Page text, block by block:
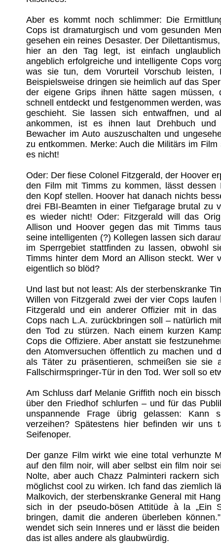
Aber es kommt noch schlimmer: Die
Cops ist dramaturgisch und vom gesunden
gesehen ein reines Desaster. Der
hier an den Tag legt, ist einfach
angeblich erfolgreiche und intelligente Cops
was sie tun, dem Vorurteil Vorschub leisten,
Beispielsweise dringen sie heimlich auf das
der eigene Grips ihnen hätte sagen müssen,
schnell entdeckt und festgenommen werden,
geschieht. Sie lassen sich entwaffnen, und
ankommen, ist es ihnen laut Drehbuch und
Bewacher im Auto auszuschalten und
zu entkommen. Merke: Auch die Militärs im
es nicht!
Oder: Der fiese Colonel Fitzgerald, der Hoover
den Film mit Timms zu kommen, lässt dessen
den Kopf stellen. Hoover hat danach nichts
drei FBI-Beamten in einer Tiefgarage brutal zu
es wieder nicht! Oder: Fitzgerald will das
Allison und Hoover gegen das mit Timms
seine intelligenten (?) Kollegen lassen sich
im Sperrgebiet stattfinden zu lassen, obwohl
Timms hinter dem Mord an Allison steckt. Wer
eigentlich so blöd?
Und last but not least: Als der sterbenskranke
Willen von Fitzgerald zwei der vier Cops laufen
Fitzgerald und ein anderer Offizier mit in das
Cops nach L.A. zurückbringen soll – natürlich
den Tod zu stürzen. Nach einem kurzen
Cops die Offiziere. Aber anstatt sie
den Atomversuchen öffentlich zu machen und
als Täter zu präsentieren, schmeißen sie sie
Fallschirmspringer-Tür in den Tod. Wer soll so
Am Schluss darf Melanie Griffith noch ein
über den Friedhof schlurfen – und für das
unspannende Frage übrig gelassen: Kann
verzeihen? Spätestens hier befinden wir uns
Seifenoper.
Der ganze Film wirkt wie eine total verhunzte
auf den film noir, will aber selbst ein film noir
Nolte, aber auch Chazz Palminteri rackern
möglichst cool zu wirken. Ich fand das ziemlich
Malkovich, der sterbenskranke General mit
sich in der pseudo-bösen Attitüde à la „Ein
bringen, damit die anderen überleben
wendet sich sein Inneres und er lässt die
das ist alles andere als glaubwürdig.